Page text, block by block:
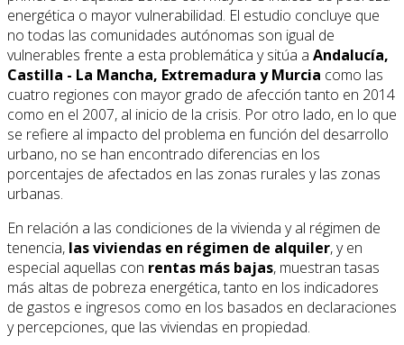
energética o mayor vulnerabilidad. El estudio concluye que
no todas las comunidades autónomas son igual de
vulnerables frente a esta problemática y sitúa a Andalucía,
Castilla - La Mancha, Extremadura y Murcia como las
cuatro regiones con mayor grado de afección tanto en 2014
como en el 2007, al inicio de la crisis. Por otro lado, en lo que
se refiere al impacto del problema en función del desarrollo
urbano, no se han encontrado diferencias en los
porcentajes de afectados en las zonas rurales y las zonas
urbanas.
En relación a las condiciones de la vivienda y al régimen de
tenencia, las viviendas en régimen de alquiler, y en
especial aquellas con rentas más bajas, muestran tasas
más altas de pobreza energética, tanto en los indicadores
de gastos e ingresos como en los basados en declaraciones
y percepciones, que las viviendas en propiedad.